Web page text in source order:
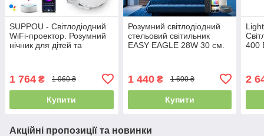
SUPPOU - Світлодіодний
WiFi-проектор. Розумний
нічник для дітей та
1 764 ₴ 1 960 ₴
Купити
Розумний світлодіодний
стельовий світильник
EASY EAGLE 28W 30 см.
1 440₴ 1 600 ₴
Купити
400
2
Акційні пропозиції та новинки